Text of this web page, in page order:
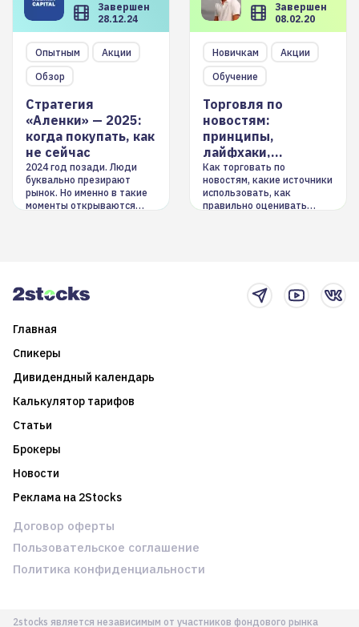
Завершен
28.12.24
Опытным
Акции
Обзор
Стратегия
«Аленки» — 2025:
когда покупать, как
не сейчас
2024 год позади. Люди
буквально презирают
рынок. Но именно в такие
моменты открываются
Завершен
08.02.20
Новичкам
Акции
Обучение
Торговля по
новостям:
принципы,
лайфхаки,
инструменты
Как торговать по
новостям, какие источники
использовать, как
правильно оценивать
Главная
Спикеры
Дивидендный календарь
Калькулятор тарифов
Статьи
Брокеры
Новости
Реклама на 2Stocks
2stocks является независимым от участников фондового рынка
Договор оферты
Пользовательское соглашение
Политика конфиденциальности